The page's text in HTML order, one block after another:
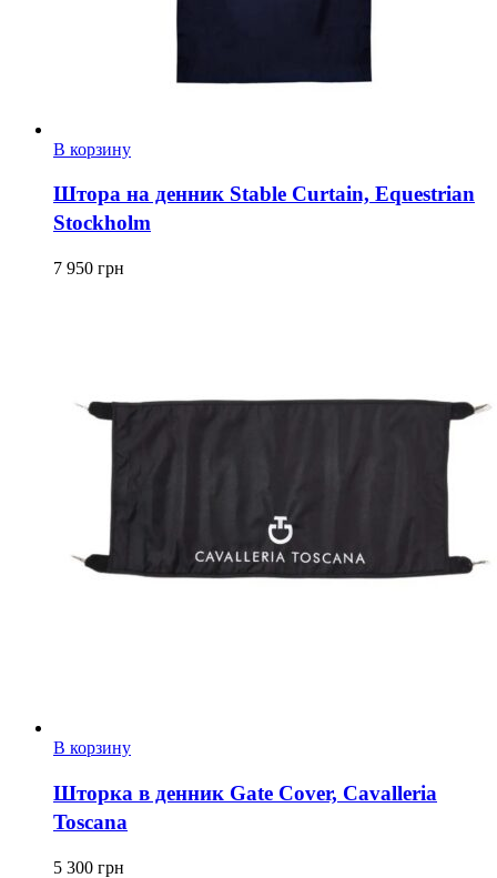
В корзину
Штора на денник Stable Curtain, Equestrian
Stockholm
7 950 грн
В корзину
Шторка в денник Gate Cover, Cavalleria
Toscana
5 300 грн